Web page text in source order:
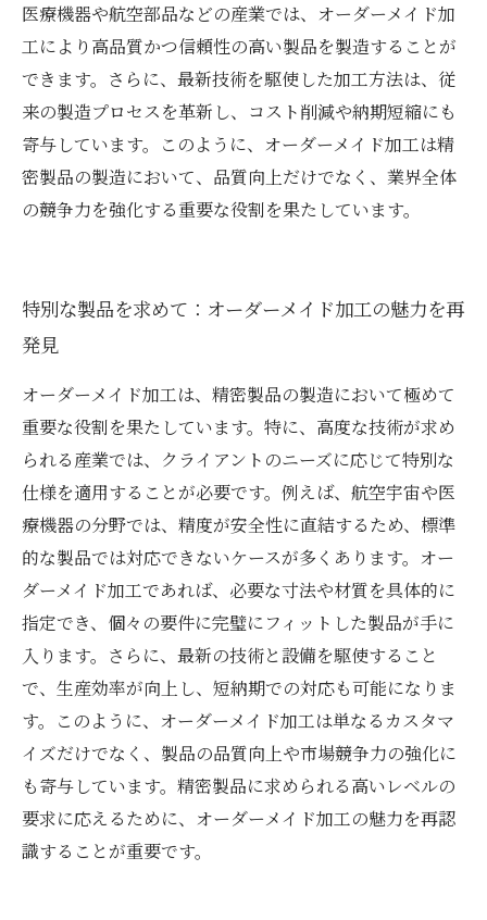
医療機器や航空部品などの産業では、オーダーメイド加
工により高品質かつ信頼性の高い製品を製造することが
できます。さらに、最新技術を駆使した加工方法は、従
来の製造プロセスを革新し、コスト削減や納期短縮にも
寄与しています。このように、オーダーメイド加工は精
密製品の製造において、品質向上だけでなく、業界全体
の競争力を強化する重要な役割を果たしています。
特別な製品を求めて：オーダーメイド加工の魅力を再
発見
オーダーメイド加工は、精密製品の製造において極めて
重要な役割を果たしています。特に、高度な技術が求め
られる産業では、クライアントのニーズに応じて特別な
仕様を適用することが必要です。例えば、航空宇宙や医
療機器の分野では、精度が安全性に直結するため、標準
的な製品では対応できないケースが多くあります。オー
ダーメイド加工であれば、必要な寸法や材質を具体的に
指定でき、個々の要件に完璧にフィットした製品が手に
入ります。さらに、最新の技術と設備を駆使すること
で、生産効率が向上し、短納期での対応も可能になりま
す。このように、オーダーメイド加工は単なるカスタマ
イズだけでなく、製品の品質向上や市場競争力の強化に
も寄与しています。精密製品に求められる高いレベルの
要求に応えるために、オーダーメイド加工の魅力を再認
識することが重要です。